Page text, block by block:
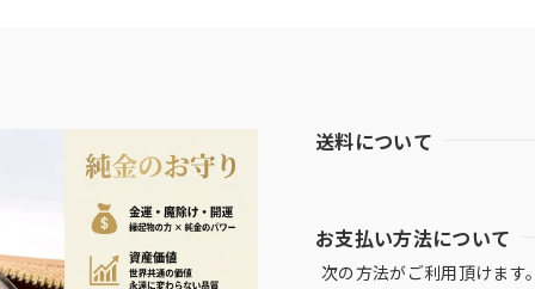
送料について
お支払い方法について
次の方法がご利用頂けます。